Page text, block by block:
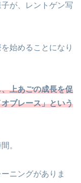
が、レントゲン写
始めることになり
上あごの成長を促
ブレース」という
。
ニングがありま